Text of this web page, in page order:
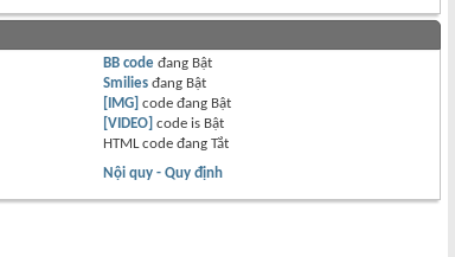
BB code đang Bật
Smilies đang Bật
[IMG] code đang Bật
[VIDEO] code is Bật
HTML code đangTắt
Nội quy - Quy định